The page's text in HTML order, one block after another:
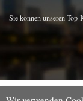
Sie können unseren